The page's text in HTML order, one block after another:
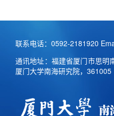
联系电话：0592-2181920
通讯地址：福建省厦门市思明
厦门大学南海研究院，361005